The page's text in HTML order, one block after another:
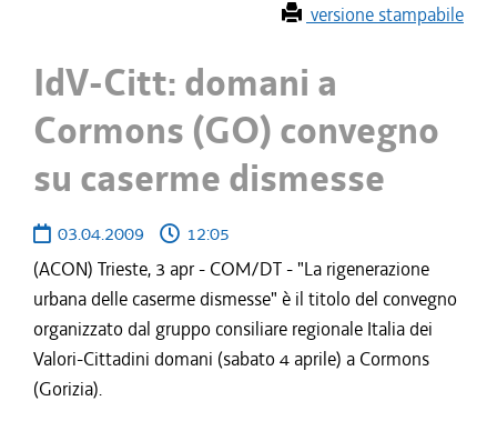
versione stampabile
IdV-Citt: domani a
Cormons (GO) convegno
su caserme dismesse
03.04.2009
12:05
(ACON) Trieste, 3 apr - COM/DT - "La rigenerazione
urbana delle caserme dismesse" è il titolo del convegno
organizzato dal gruppo consiliare regionale Italia dei
Valori-Cittadini domani (sabato 4 aprile) a Cormons
(Gorizia).